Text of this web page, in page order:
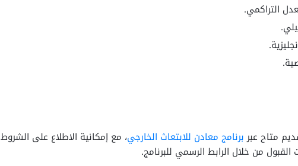
التراكمي.
متاح عبربرنامج معادن للابتعاث الخارجي، مع إمكانية الاطلاع على الشروط
من خلال الرابط الرسمي للبرنامج.